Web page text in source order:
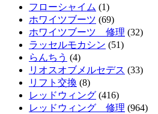
フローシャイム (1)
ホワイツブーツ (69)
ホワイツブーツ 修理 (32)
ラッセルモカシン (51)
らんちう (4)
リオスオブメルセデス (33)
リフト交換 (8)
レッドウィング (416)
レッドウィング 修理 (964)